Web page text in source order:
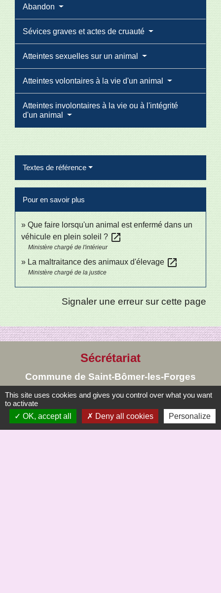
Abandon
Sévices graves et actes de cruauté
Atteintes sexuelles sur un animal
Atteintes volontaires à la vie d'un animal
Atteintes involontaires à la vie ou à l'intégrité
d'un animal
Textes de référence
Pour en savoir plus
Que faire lorsqu'un animal est enfermé dans un
véhicule en plein soleil ? open_in_new
Ministère chargé de l'intérieur
La maltraitance des animaux d'élevage open_in_new
Ministère chargé de la justice
Signaler une erreur sur cette page
Sécrétariat
Commune de Saint-Bômer-les-Forges
8, rue de la Mairie
61700 Saint-Bômer-les-Forges - FRANCE
+33 2 33 37 61 22
This site uses cookies and gives you control over what you want
to activate
OK, accept all
Deny all cookies Personalize